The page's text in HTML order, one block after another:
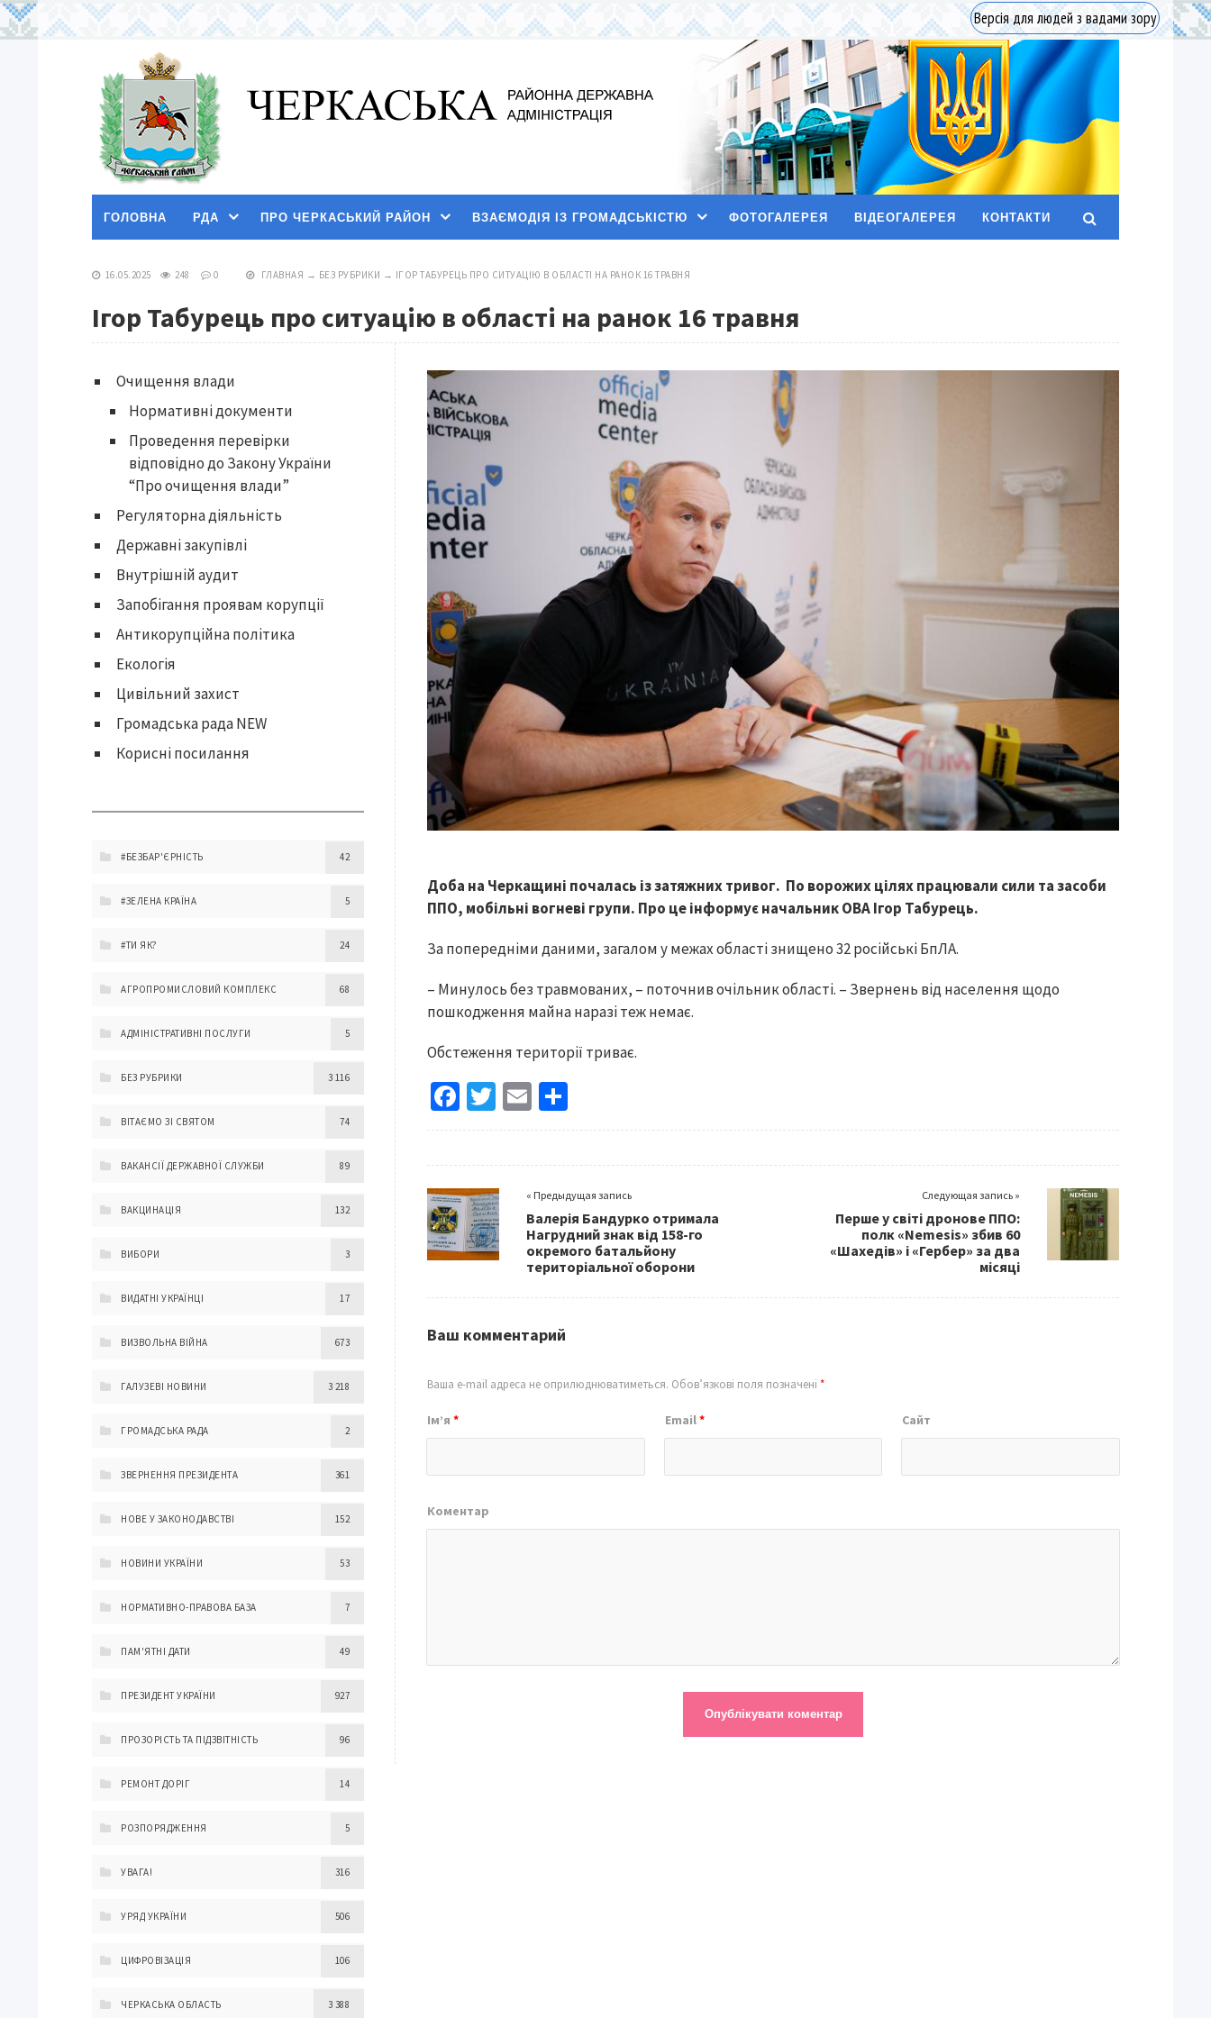
Версія для людей з вадами зору
ГОЛОВНА РДА ПРО ЧЕРКАСЬКИЙ РАЙОН ВЗАЄМОДІЯ ІЗ ГРОМАДСЬКІСТЮ ФОТОГАЛЕРЕЯ ВІДЕОГАЛЕРЕЯ КОНТАКТИ
16.05.2025 248 0 ГЛАВНАЯ → БЕЗ РУБРИКИ → ІГОР ТАБУРЕЦЬ ПРО СИТУАЦІЮ В ОБЛАСТІ НА РАНОК 16 ТРАВНЯ
Ігор Табурець про ситуацію в області на ранок 16 травня
Доба на Черкащині почалась із затяжних тривог. По ворожих цілях працювали сили та засоби
ППО, мобільні вогневі групи. Про це інформує начальник ОВА Ігор Табурець.
За попередніми даними, загалом у межах області знищено 32 російські БпЛА.
– Минулось без травмованих, – поточнив очільник області. – Звернень від населення щодо
пошкодження майна наразі теж немає.
Обстеження території триває.
Fa
ce
o
o
k
T
wi
er
E
m
l
h
« Предыдущая запись
Валерія Бандурко отримала
Нагрудний знак від 158-го
окремого батальйону
територіальної оборони
Следующая запись »
Перше у світі дронове ППО:
полк «Nemesis» збив 60
«Шахедів» і «Гербер» за два
місяці
Ваш комментарий
Ваша e-mail адреса не оприлюднюватиметься. Обов’язкові поля позначені*
Ім’я* Email* Сайт
Коментар
Очищення влади
Нормативні документи
Проведення перевірки
відповідно до Закону України
“Про очищення влади”
Регуляторна діяльність
Державні закупівлі
Внутрішній аудит
Запобігання проявам корупції
Антикорупційна політика
Екологія
Цивільний захист
Громадська рада NEW
Корисні посилання
#БЕЗБАР'ЄРНІСТЬ 42
#ЗЕЛЕНА КРАЇНА 5
#ТИ ЯК? 24
АГРОПРОМИСЛОВИЙ КОМПЛЕКС 68
АДМІНІСТРАТИВНІ ПОСЛУГИ 5
БЕЗ РУБРИКИ 3 116
ВІТАЄМО ЗІ СВЯТОМ 74
ВАКАНСІЇ ДЕРЖАВНОЇ СЛУЖБИ 89
ВАКЦИНАЦІЯ 132
ВИБОРИ 3
ВИДАТНІ УКРАЇНЦІ 17
ВИЗВОЛЬНА ВІЙНА 673
ГАЛУЗЕВІ НОВИНИ 3 218
ГРОМАДСЬКА РАДА 2
ЗВЕРНЕННЯ ПРЕЗИДЕНТА 361
НОВЕ У ЗАКОНОДАВСТВІ 152
НОВИНИ УКРАЇНИ 53
НОРМАТИВНО-ПРАВОВА БАЗА 7
ПАМ'ЯТНІ ДАТИ 49
ПРЕЗИДЕНТ УКРАЇНИ 927
ПРОЗОРІСТЬ ТА ПІДЗВІТНІСТЬ 96
РЕМОНТ ДОРІГ 14
РОЗПОРЯДЖЕННЯ 5
УВАГА! 316
УРЯД УКРАЇНИ 506
ЦИФРОВІЗАЦІЯ 106
ЧЕРКАСЬКА ОБЛАСТЬ 3 388